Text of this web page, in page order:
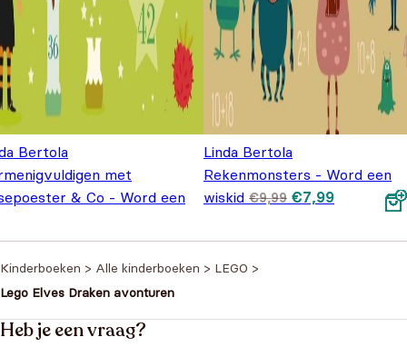
Bertola
met
& Co - Word een
Linda Bertola
Rekenmonsters - Word een
wiskid €9,99 Oorspronkelijke
prijs was:
€7,99Huidige
prijs is:
Kinderboeken > Alle kinderboeken > LEGO >
Lego Elves Draken avonturen
Heb je een vraag?